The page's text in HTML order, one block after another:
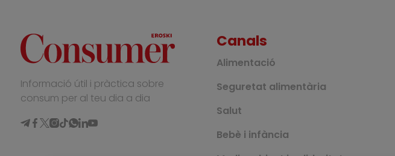
Informació útil i pràctica sobre
consum per al teu dia a dia
Canals
Alimentació
Seguretat alimentària
Salut
Bebè i infància